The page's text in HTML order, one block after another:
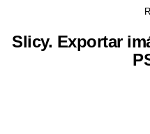
Slicy. Exportar